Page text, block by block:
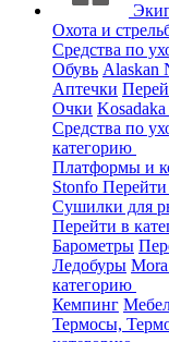
Охота и
Средства по
Обувь Alaskan
Аптечки
Очки Kosadaka
Средства по
категорию
Платформы и
Stonfo
Сушилки для
Перейти в
Барометры
Ледобуры Mora
категорию
Кемпинг
Термосы,